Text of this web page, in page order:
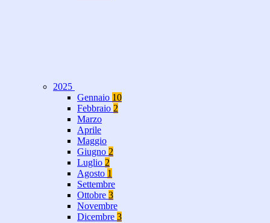
2025
Gennaio 10
Febbraio 2
Marzo
Aprile
Maggio
Giugno 2
Luglio 2
Agosto 1
Settembre
Ottobre 3
Novembre
Dicembre 3